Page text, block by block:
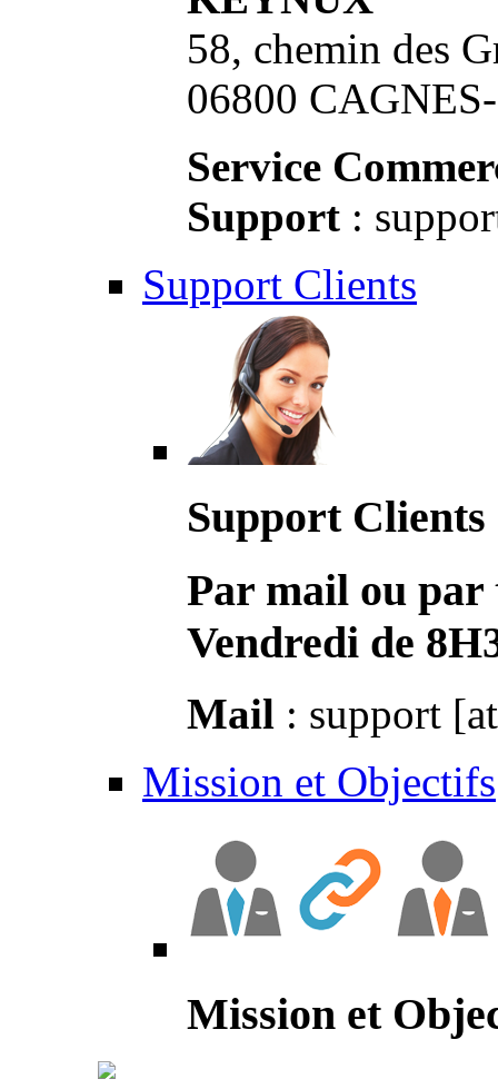
58, chemin des
06800
Service
Support :
Support Clients
Support Clients
Par mail ou par
Vendredi de
Mail : support
Mission et Objectifs
Mission et